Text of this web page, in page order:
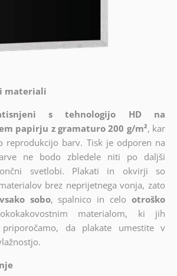
materiali
s tehnologijo HD na
papirju z gramaturo 200 g/m², kar
reprodukcijo barv. Tisk je odporen na
ne bodo zbledele niti po daljši
svetlobi. Plakati in okvirji so
brez neprijetnega vonja, zato
sobo, spalnico in celo otroško
materialom, ki jih
da plakate umestite v